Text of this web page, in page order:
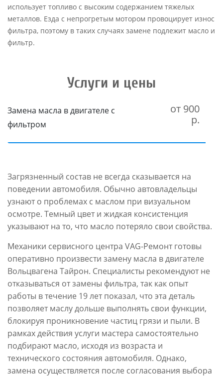
использует топливо с высоким содержанием тяжелых
металлов. Езда с непрогретым мотором провоцирует износ
фильтра, поэтому в таких случаях замене подлежит масло и
фильтр.
Услуги и цены
Замена масла в двигателе с
фильтром
от 900
р.
Загрязненный состав не всегда сказывается на
поведении автомобиля. Обычно автовладельцы
узнают о проблемах с маслом при визуальном
осмотре. Темный цвет и жидкая консистенция
указывают на то, что масло потеряло свои свойства.
Механики сервисного центра VAG-Ремонт готовы
оперативно произвести замену масла в двигателе
Вольцвагена Тайрон. Специалисты рекомендуют не
отказываться от замены фильтра, так как опыт
работы в течение 19 лет показал, что эта деталь
позволяет маслу дольше выполнять свои функции,
блокируя проникновение частиц грязи и пыли. В
рамках действия услуги мастера самостоятельно
подбирают масло, исходя из возраста и
технического состояния автомобиля. Однако,
замена осуществляется после согласования выбора